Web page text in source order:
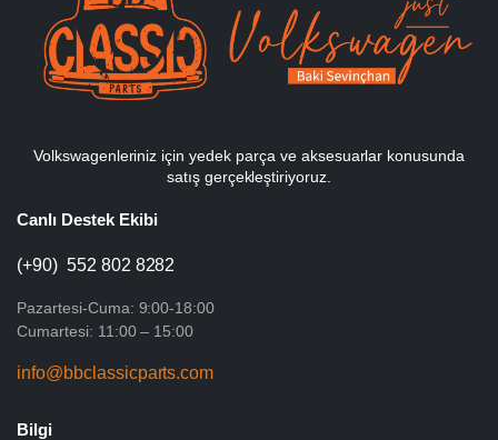
Volkswagenleriniz için yedek parça ve aksesuarlar konusunda
satış gerçekleştiriyoruz.
Canlı Destek Ekibi
(+90) 552 802 8282
Pazartesi-Cuma: 9:00-18:00
Cumartesi: 11:00 – 15:00
info@bbclassicparts.com
Bilgi